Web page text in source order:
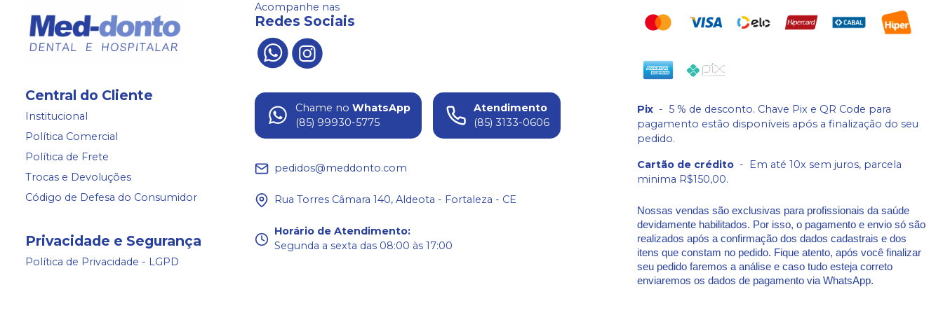
Central do Cliente
Institucional
Política Comercial
Política de Frete
Trocas e Devoluções
Código de Defesa do Consumidor
Privacidade e Segurança
Política de Privacidade - LGPD
Acompanhe nas
Redes Sociais
Chame no WhatsApp
(85) 99930-5775
Atendimento
(85) 3133-0606
pedidos@meddonto.com
Rua Torres Câmara 140, Aldeota - Fortaleza - CE
Horário de Atendimento:
Segunda a sexta das 08:00 às 17:00
Pix - 5 % de desconto. Chave Pix e QR Code para
pagamento estão disponíveis após a finalização do seu
pedido.
Cartão de crédito -
Em até 10x sem juros, parcela
minima R$150,00.
Nossas vendas são exclusivas para profissionais da saúde
devidamente habilitados. Por isso, o pagamento e envio só são
realizados após a confirmação dos dados cadastrais e dos
itens que constam no pedido. Fique atento, após você finalizar
seu pedido faremos a análise e caso tudo esteja correto
enviaremos os dados de pagamento via WhatsApp.